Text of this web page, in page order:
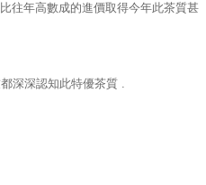
往年高數成的進價取得今年此茶質甚
深深認知此特優茶質 .